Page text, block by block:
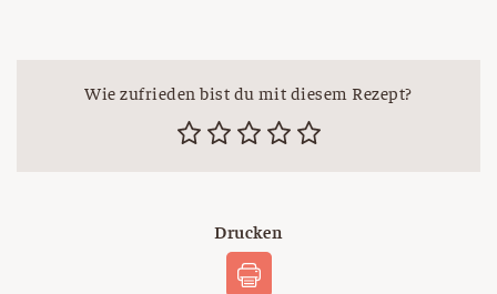
Wie zufrieden bist du mit diesem Rezept?
Drucken